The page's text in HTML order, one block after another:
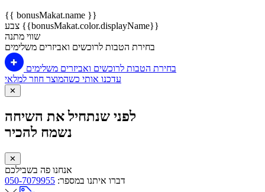
{{ bonusMakat.name }}
צבע {{bonusMakat.color.displayName}}
שווי מתנה
בחירת הטבות לרוכשים ואביזרים משלימים
בחירת הטבות לרוכשים ואביזרים משלימים
עדכנו אותי כשהמוצר חוזר למלאי
✕
לפני שנתחיל את השיחה
נשמח להכיר
✕
אנחנו פה בשבילכם
דברו איתנו במספר: 050-7079955